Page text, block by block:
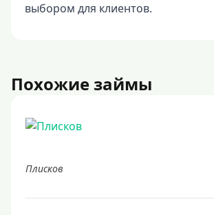
выбором для клиентов.
Похожие займы
Плисков